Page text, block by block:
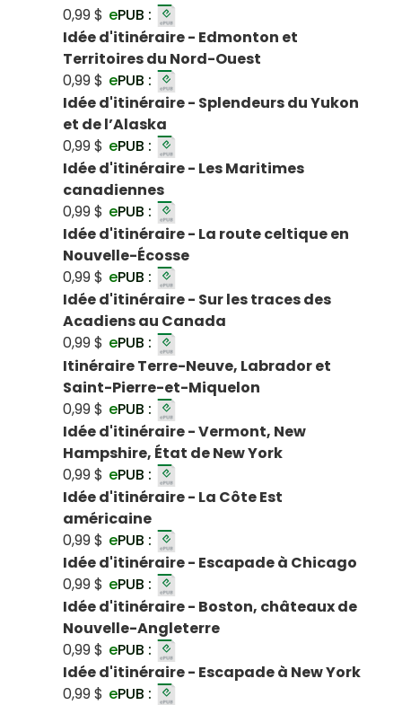
0,99 $ ePUB :
Idée d'itinéraire - Edmonton et
Territoires du Nord-Ouest
0,99 $ ePUB :
Idée d'itinéraire - Splendeurs du Yukon
et de l’Alaska
0,99 $ ePUB :
Idée d'itinéraire - Les Maritimes
canadiennes
0,99 $ ePUB :
Idée d'itinéraire - La route celtique en
Nouvelle-Écosse
0,99 $ ePUB :
Idée d'itinéraire - Sur les traces des
Acadiens au Canada
0,99 $ ePUB :
Itinéraire Terre-Neuve, Labrador et
Saint-Pierre-et-Miquelon
0,99 $ ePUB :
Idée d'itinéraire - Vermont, New
Hampshire, État de New York
0,99 $ ePUB :
Idée d'itinéraire - La Côte Est
américaine
0,99 $ ePUB :
Idée d'itinéraire - Escapade à Chicago
0,99 $ ePUB :
Idée d'itinéraire - Boston, châteaux de
Nouvelle-Angleterre
0,99 $ ePUB :
Idée d'itinéraire - Escapade à New York
0,99 $ ePUB :